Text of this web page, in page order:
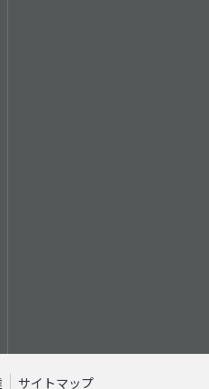
ができます。アリソンの技
アル番号に基づいてトラン
できます。アリソンに登録
する結果が表示されます。
グ (WBT) では、アリソンの
Series™、3000
をクリックしてください。
います。すべての現行製品
号、アセンブリ番号、詳細
サイトマップ